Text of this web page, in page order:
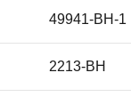
49941-BH-1
2213-BH